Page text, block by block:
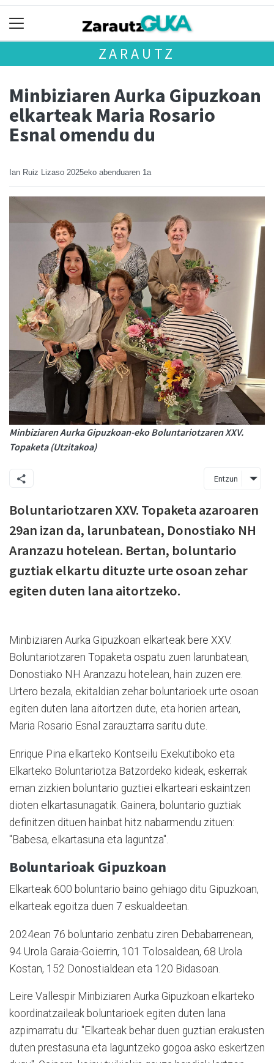
ZARAUTZ
Minbiziaren Aurka Gipuzkoan
elkarteak Maria Rosario
Esnal omendu du
Ian Ruiz Lizaso 2025eko abenduaren 1a
Minbiziaren Aurka Gipuzkoan-eko Boluntariotzaren XXV.
Topaketa (Utzitakoa)
Entzun
Boluntariotzaren XXV. Topaketa azaroaren
29an izan da, larunbatean, Donostiako NH
Aranzazu hotelean. Bertan, boluntario
guztiak elkartu dituzte urte osoan zehar
egiten duten lana aitortzeko.
Minbiziaren Aurka Gipuzkoan elkarteak bere XXV.
Boluntariotzaren Topaketa ospatu zuen larunbatean,
Donostiako NH Aranzazu hotelean, hain zuzen ere.
Urtero bezala, ekitaldian zehar boluntarioek urte osoan
egiten duten lana aitortzen dute, eta horien artean,
Maria Rosario Esnal zarauztarra saritu dute.
Enrique Pina elkarteko Kontseilu Exekutiboko eta
Elkarteko Boluntariotza Batzordeko kideak, eskerrak
eman zizkien boluntario guztiei elkarteari eskaintzen
dioten elkartasunagatik. Gainera, boluntario guztiak
definitzen dituen hainbat hitz nabarmendu zituen:
"Babesa, elkartasuna eta laguntza".
Boluntarioak Gipuzkoan
Elkarteak 600 boluntario baino gehiago ditu Gipuzkoan,
elkarteak egoitza duen 7 eskualdeetan.
2024ean 76 boluntario zenbatu ziren Debabarrenean,
94 Urola Garaia-Goierrin, 101 Tolosaldean, 68 Urola
Kostan, 152 Donostialdean eta 120 Bidasoan.
Leire Vallespir Minbiziaren Aurka Gipuzkoan elkarteko
koordinatzaileak boluntarioek egiten duten lana
azpimarratu du: "Elkarteak behar duen guztian erakusten
duten prestasuna eta laguntzeko gogoa asko eskertzen